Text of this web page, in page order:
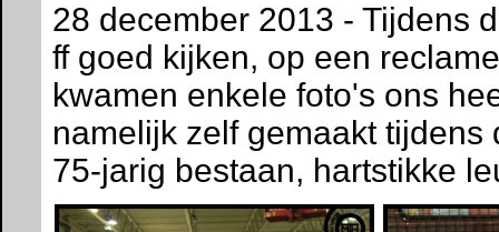
28 december 2013 - Tijdens
ff goed kijken, op een
kwamen enkele foto's ons
namelijk zelf gemaakt
75-jarig bestaan, hartstikke